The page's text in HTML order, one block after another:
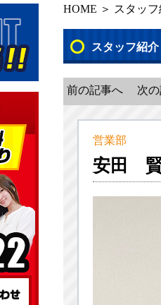
HOME ＞ スタッ
スタッフ紹介
前の記事へ 次
営業部
安田